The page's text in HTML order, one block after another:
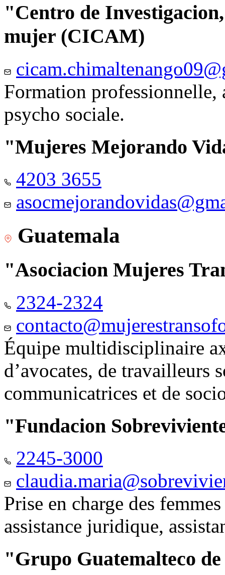
"Centro de
mujer (CICAM)
Formation professionnelle,
psycho sociale.
"Mujeres Mejorando
4203 3655
Guatemala
"Asociacion Mujeres
2324-2324
Équipe multidisciplinaire
d’avocates, de travailleurs
communicatrices et de
"Fundacion
2245-3000
Prise en charge des
assistance juridique,
"Grupo Guatemalteco